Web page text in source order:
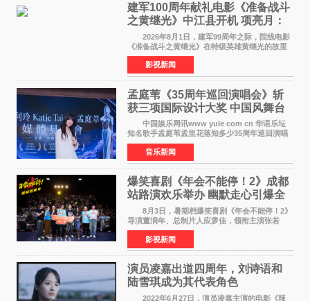
建军100周年献礼电影《准备战斗
之黄继光》中江县开机 项亮月：
以光影为笔，书写英雄赞歌
2026年8月1日，建军99周年之际，院线电影
《准备战斗之黄继光》在特级英雄黄继光的故里
——四川省德阳市中江县黄继光出生地正式开
机。本片出品人、总制片人项亮月主持开机仪
式，&zwnj;特级英雄
影视新闻
孟庭苇《35周年巡回演唱会》斩
获三项国际设计大奖 中国风舞台
美学获全球认可
中国娱乐网讯www yule com cn 华语乐坛
知名歌手孟庭苇孟里花落知多少35周年巡回演唱
会再传喜讯。该演唱会先后荣获美国MUSE
Creative Awards白金奖（Platinum Winner）、
英国London Design
音乐新闻
爆笑喜剧《年会不能停！2》成都
站路演欢乐举办 幽默走心引爆全
场共鸣
8月3日，暑期档爆笑喜剧《年会不能停！2》
导演董润年、总制片人应萝佳，领衔主演张若
昀、白客，惊喜出演庄达菲，特别主演孙艺洲，
特别出演田雨，友情出演欧阳奋强出席成都路
演，与观众近距离互
影视新闻
演员凌嘉出道四周年，刘诗语和
陆雪琪成为其代表角色
2022年6月27日，演员凌嘉主演的电影《辣